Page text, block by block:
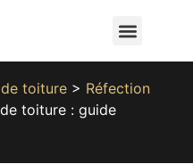
toiture> Réfection
toiture : guide